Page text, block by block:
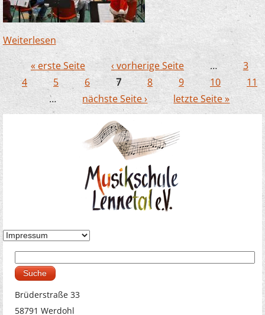
Weiterlesen über Danke, lieber Nikolaus - das war toll !
Seiten
« erste Seite ‹ vorherige Seite …
3
4
5 6 7 8 9 10
11
…
nächste Seite › letzte Seite »
Suchformular
Brüderstraße 33
58791 Werdohl